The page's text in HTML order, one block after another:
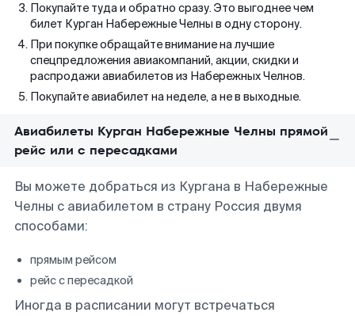
Покупайте туда и обратно сразу. Это выгоднее чем
билет Курган Набережные Челны в одну сторону.
При покупке обращайте внимание на лучшие
спецпредложения авиакомпаний, акции, скидки и
распродажи авиабилетов из Набережных Челнов.
Покупайте авиабилет на неделе, а не в выходные.
Авиабилеты Курган Набережные Челны прямой
рейс или с пересадками
Вы можете добраться из Кургана в Набережные
Челны с авиабилетом в страну Россия двумя
способами:
прямым рейсом
рейс с пересадкой
Иногда в расписании могут встречаться